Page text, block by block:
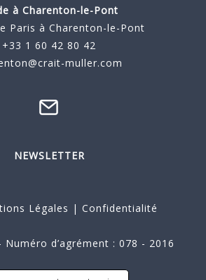
à Charenton-le-Pont
Paris à Charenton-le-Pont
+33 1 60 42 80 42
muller.com
NEWSLETTER
Légales | Confidentialité
d’agrément : 078 - 2016